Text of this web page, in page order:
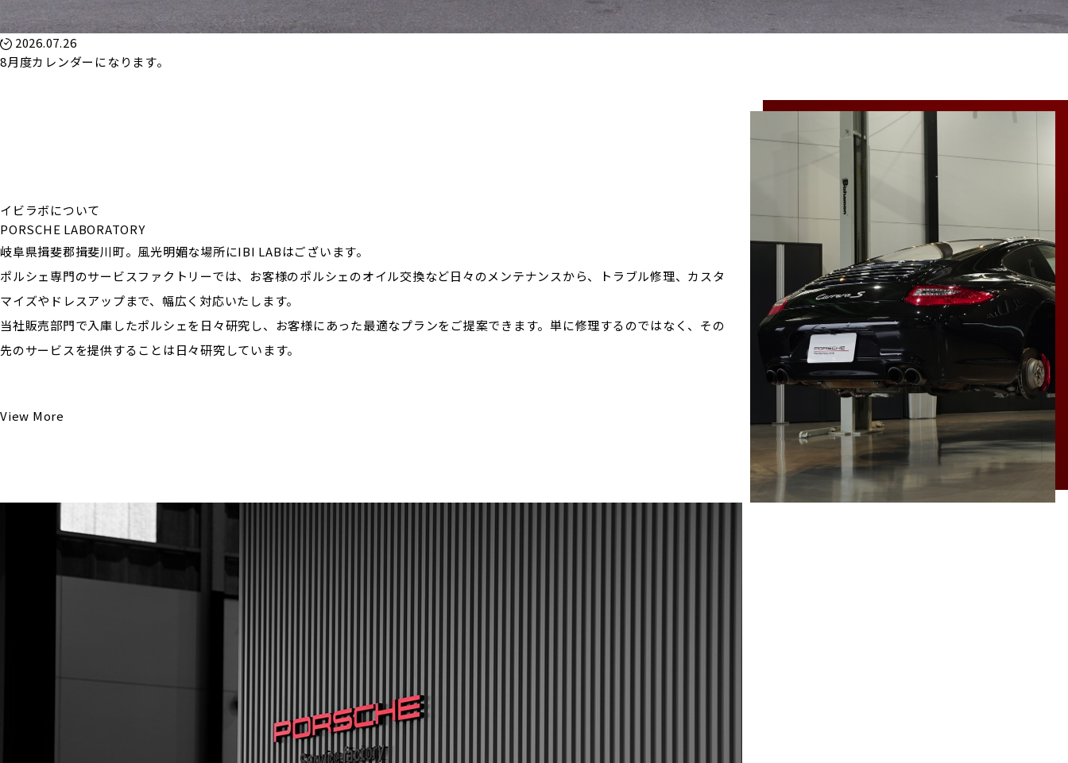
2026.07.26
8月度カレンダーになります。
イビラボについて
PORSCHE LABORATORY
岐阜県揖斐郡揖斐川町。風光明媚な場所にIBI LABはございます。
ポルシェ専門のサービスファクトリーでは、お客様のポルシェのオイル交換など日々のメンテナンスから、トラブル修理、カスタ
マイズやドレスアップまで、幅広く対応いたします。
当社販売部門で入庫したポルシェを日々研究し、お客様にあった最適なプランをご提案できます。単に修理するのではなく、その
先のサービスを提供することは日々研究しています。
View More